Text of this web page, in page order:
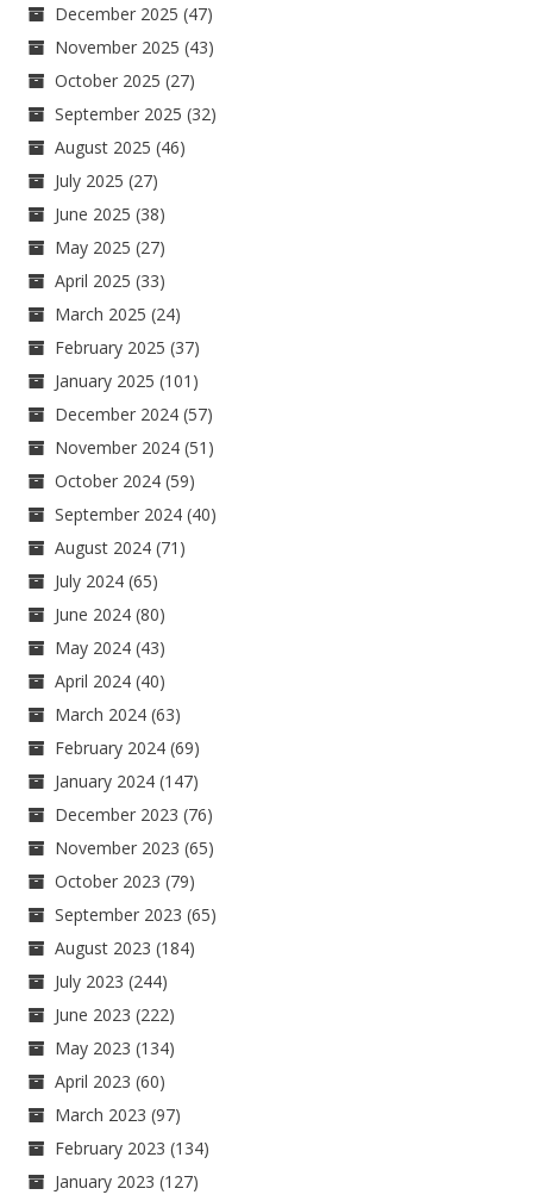
December 2025 (47)
November 2025 (43)
October 2025 (27)
September 2025 (32)
August 2025 (46)
July 2025 (27)
June 2025 (38)
May 2025 (27)
April 2025 (33)
March 2025 (24)
February 2025 (37)
January 2025 (101)
December 2024 (57)
November 2024 (51)
October 2024 (59)
September 2024 (40)
August 2024 (71)
July 2024 (65)
June 2024 (80)
May 2024 (43)
April 2024 (40)
March 2024 (63)
February 2024 (69)
January 2024 (147)
December 2023 (76)
November 2023 (65)
October 2023 (79)
September 2023 (65)
August 2023 (184)
July 2023 (244)
June 2023 (222)
May 2023 (134)
April 2023 (60)
March 2023 (97)
February 2023 (134)
January 2023 (127)